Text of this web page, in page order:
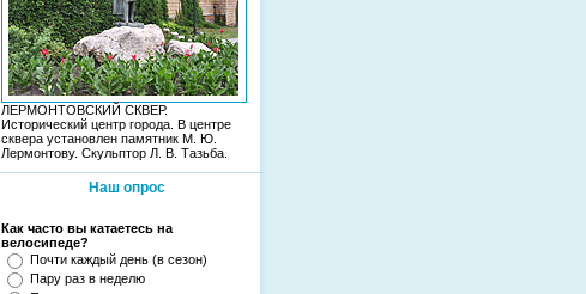
ЛЕРМОНТОВСКИЙ СКВЕР.
Исторический центр города. В центре
сквера установлен памятник М. Ю.
Лермонтову. Скульптор Л. В. Тазьба.
Наш опрос
Как часто вы катаетесь на
велосипеде?
Почти каждый день (в сезон)
Пару раз в неделю